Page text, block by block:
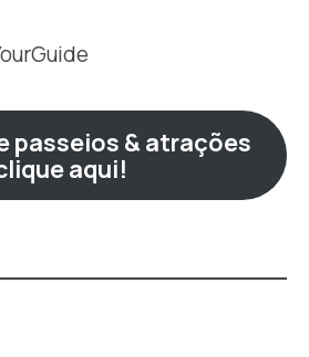
passeios & atrações
aqui!